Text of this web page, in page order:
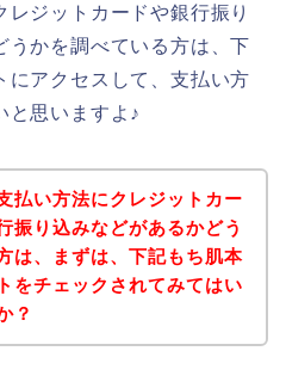
ジットカードや銀行振り
うかを調べている方は、下
にアクセスして、支払い方
と思いますよ♪
払い方法にクレジットカー
振り込みなどがあるかどう
は、まずは、下記もち肌本
をチェックされてみてはい
？